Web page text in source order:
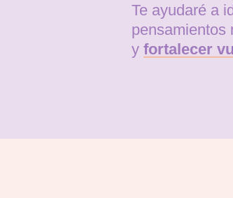
Te ayudaré a
pensamientos
y fortalecer